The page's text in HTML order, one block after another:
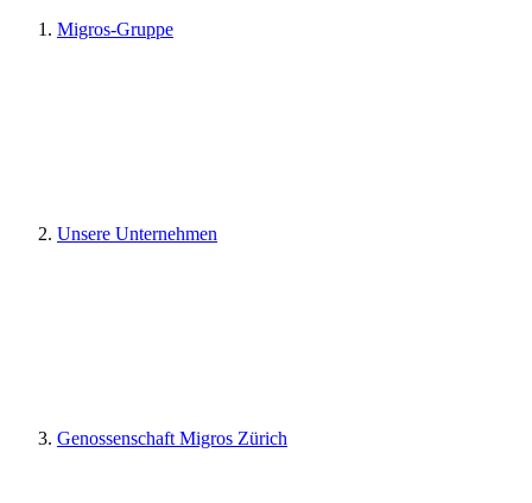
Migros-Gruppe
Unsere Unternehmen
Genossenschaft Migros Zürich